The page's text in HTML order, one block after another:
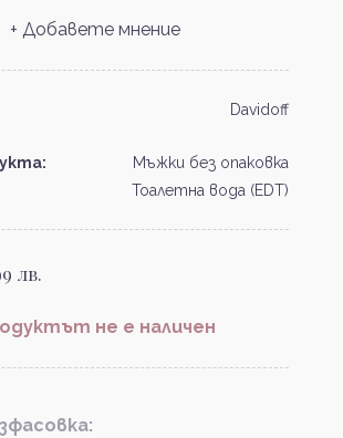
+ Добавете мнение
Davidoff
Мъжки без опаковка
Тоалетна вода (EDT)
лв.
не е наличен